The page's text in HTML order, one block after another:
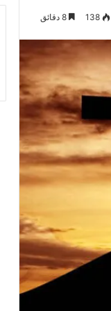
138